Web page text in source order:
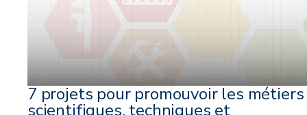
7 projets pour promouvoir les métiers
scientifiques, techniques et